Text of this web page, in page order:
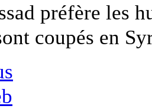
préfère les
coupés en